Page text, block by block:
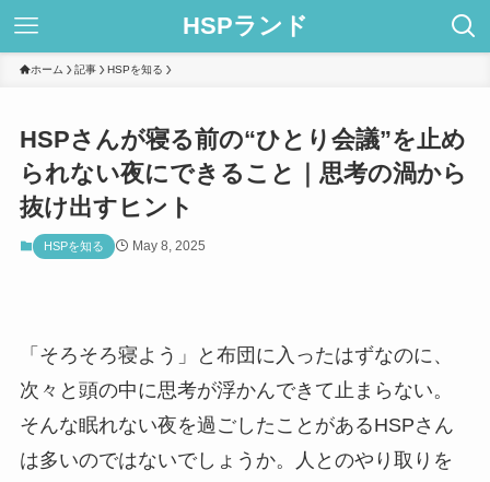
HSPランド
ホーム 記事 HSPを知る
HSPさんが寝る前の“ひとり会議”を止め
られない夜にできること｜思考の渦から
抜け出すヒント
HSPを知る May 8, 2025
「そろそろ寝よう」と布団に入ったはずなのに、
次々と頭の中に思考が浮かんできて止まらない。
そんな眠れない夜を過ごしたことがあるHSPさん
は多いのではないでしょうか。人とのやり取りを